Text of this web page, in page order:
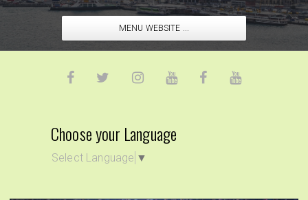
MENU WEBSITE ...
Choose your Language
Select Language ▼